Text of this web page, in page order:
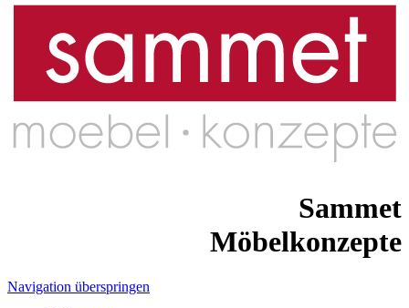
Sammet
Möbelkonzepte
Navigation überspringen